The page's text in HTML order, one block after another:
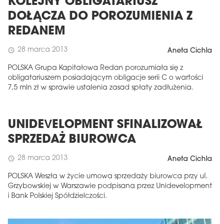
DOŁĄCZA DO POROZUMIENIA Z
REDANEM
schedule 28 marca 2013 Aneta Cichla
POLSKA Grupa Kapitałowa Redan porozumiała się z
obligatariuszem posiadającym obligacje serii C o wartości
7,5 mln zł w sprawie ustalenia zasad spłaty zadłużenia.
UNIDEVELOPMENT SFINALIZOWAŁ
SPRZEDAŻ BIUROWCA
schedule 28 marca 2013 Aneta Cichla
POLSKA Weszła w życie umowa sprzedaży biurowca przy ul.
Grzybowskiej w Warszawie podpisana przez Unidevelopment
i Bank Polskiej Spółdzielczości.